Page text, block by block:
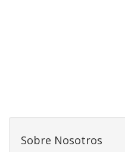
Sobre Nosotros